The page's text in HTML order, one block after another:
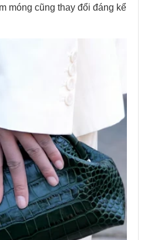
móng cũng thay đổi đáng kể